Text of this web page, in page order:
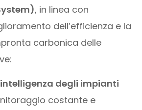
, in linea con
dell’efficienza e la
carbonica delle
degli impianti
costante e